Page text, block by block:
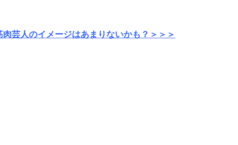
肉芸人のイメージはあまりないかも？＞＞＞